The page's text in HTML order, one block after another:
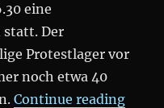
eine
Der
Protestlager vor
noch etwa 40
Continue reading